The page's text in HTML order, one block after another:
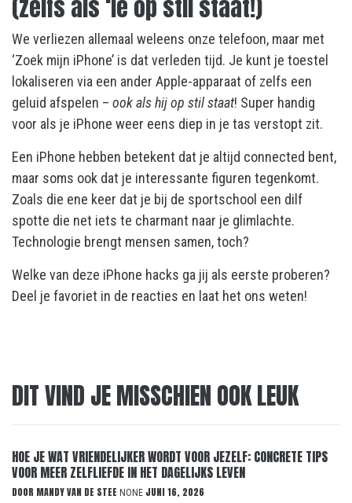
(zelfs als ‘ie op stil staat!)
We verliezen allemaal weleens onze telefoon, maar met
‘Zoek mijn iPhone’ is dat verleden tijd. Je kunt je toestel
lokaliseren via een ander Apple-apparaat of zelfs een
geluid afspelen – ook als hij op stil staat! Super handig
voor als je iPhone weer eens diep in je tas verstopt zit.
Een iPhone hebben betekent dat je altijd connected bent,
maar soms ook dat je interessante figuren tegenkomt.
Zoals die ene keer dat je bij de sportschool een dilf
spotte die net iets te charmant naar je glimlachte.
Technologie brengt mensen samen, toch?
Welke van deze iPhone hacks ga jij als eerste proberen?
Deel je favoriet in de reacties en laat het ons weten!
DIT VIND JE MISSCHIEN OOK LEUK
HOE JE WAT VRIENDELIJKER WORDT VOOR JEZELF: CONCRETE TIPS
VOOR MEER ZELFLIEFDE IN HET DAGELIJKS LEVEN
DOOR MANDY VAN DE STEE NONE JUNI 16, 2026